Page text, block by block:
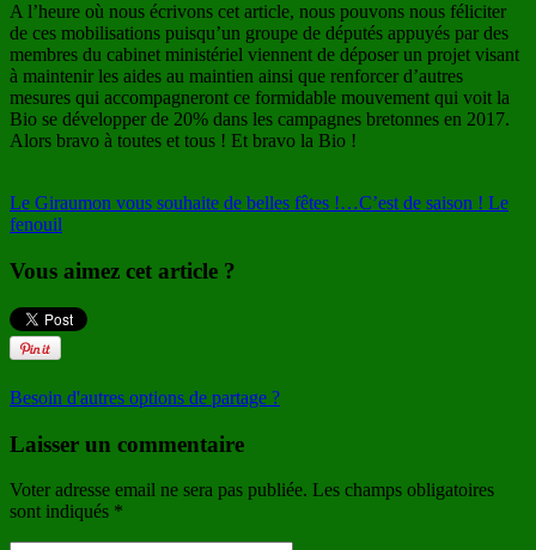
A l’heure où nous écrivons cet article, nous pouvons nous féliciter
de ces mobilisations puisqu’un groupe de députés appuyés par des
membres du cabinet ministériel viennent de déposer un projet visant
à maintenir les aides au maintien ainsi que renforcer d’autres
mesures qui accompagneront ce formidable mouvement qui voit la
Bio se développer de 20% dans les campagnes bretonnes en 2017.
Alors bravo à toutes et tous ! Et bravo la Bio !
Le Giraumon vous souhaite de belles fêtes !…C’est de saison ! Le
fenouil
Vous aimez cet article ?
Besoin d'autres options de partage ?
Laisser un commentaire
Voter adresse email ne sera pas publiée. Les champs obligatoires
sont indiqués *